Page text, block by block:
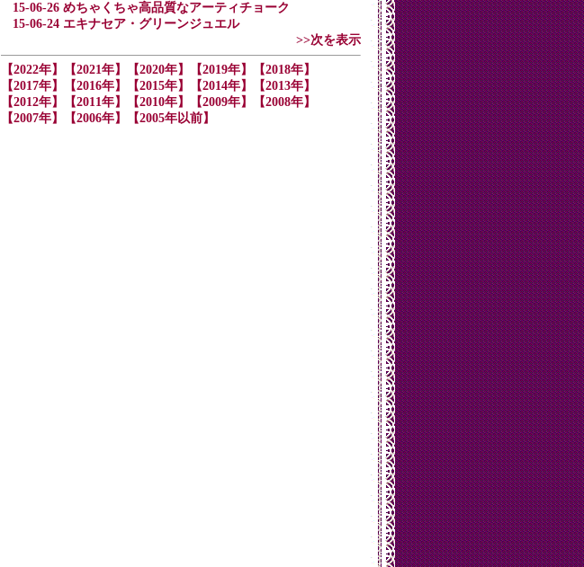
15-06-26 めちゃくちゃ高品質なアーティチョーク
15-06-24 エキナセア・グリーンジュエル
>>次を表示
【2022年】 【2021年】 【2020年】 【2019年】
【2018年】
【2017年】
【2016年】 【2015年】 【2014年】
【2013年】
【2012年】
【2011年】 【2010年】 【2009年】
【2008年】
【2007年】
【2006年】 【2005年以前】